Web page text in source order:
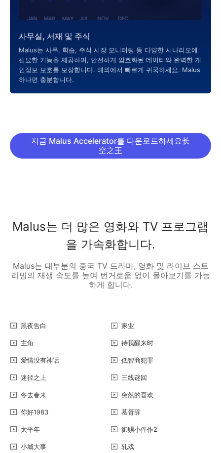
사무실, 서재 및 주식
Malus는 사무, 학습, 주식 시장 모니터링 등 다양한 시나리오에
필요한 기능을 제공하며, 안전하게 암호화된 데이터와 완벽한 개
인정보 보호를 보장합니다. 해외에서 빠르게 귀국하세요. Malus
하나면 충분합니다.
지금 Malus Accelerator를 다운로드하세요长
空之王
Malus는 더 많은 영화와 TV 프로그램
을 가속화합니다.
Malus는 대부분의 중국 TV 드라마, 영화 및 라이브 스트
리밍의 재생 속도를 높여 번거로움 없이 몰아보기를 가능
하게 합니다.
黑夜告白 家业
主角 待我醒来时
爱情没有神话 低智商犯罪
迷径之上 三线谜回
冬去春来 突然的喜欢
你好1983 慕胥辞
太平年 御赐小仵作2
小城大事 轧戏